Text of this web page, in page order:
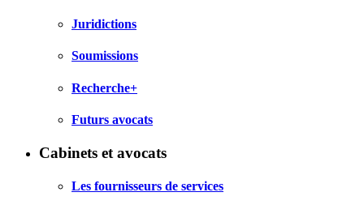
Juridictions
Soumissions
Recherche+
Futurs avocats
Cabinets et avocats
Les fournisseurs de services